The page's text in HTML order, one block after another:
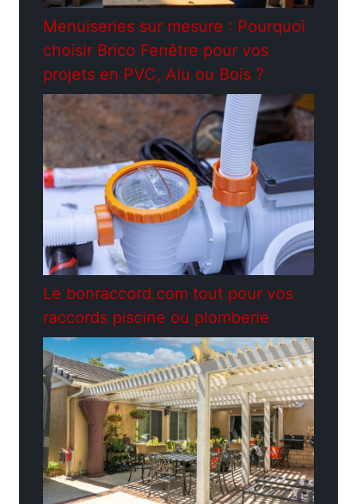
Menuiseries sur mesure : Pourquoi
choisir Brico Fenêtre pour vos
projets en PVC, Alu ou Bois ?
Le bonraccord.com tout pour vos
raccords piscine ou plomberie